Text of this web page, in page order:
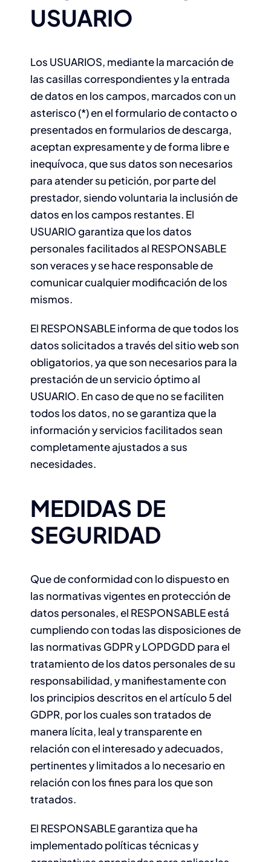
USUARIO
Los USUARIOS, mediante la marcación de
las casillas correspondientes y la entrada
de datos en los campos, marcados con un
asterisco (*) en el formulario de contacto o
presentados en formularios de descarga,
aceptan expresamente y de forma libre e
inequívoca, que sus datos son necesarios
para atender su petición, por parte del
prestador, siendo voluntaria la inclusión de
datos en los campos restantes. El
USUARIO garantiza que los datos
personales facilitados al RESPONSABLE
son veraces y se hace responsable de
comunicar cualquier modificación de los
mismos.
El RESPONSABLE informa de que todos los
datos solicitados a través del sitio web son
obligatorios, ya que son necesarios para la
prestación de un servicio óptimo al
USUARIO. En caso de que no se faciliten
todos los datos, no se garantiza que la
información y servicios facilitados sean
completamente ajustados a sus
necesidades.
MEDIDAS DE
SEGURIDAD
Que de conformidad con lo dispuesto en
las normativas vigentes en protección de
datos personales, el RESPONSABLE está
cumpliendo con todas las disposiciones de
las normativas GDPR y LOPDGDD para el
tratamiento de los datos personales de su
responsabilidad, y manifiestamente con
los principios descritos en el artículo 5 del
GDPR, por los cuales son tratados de
manera lícita, leal y transparente en
relación con el interesado y adecuados,
pertinentes y limitados a lo necesario en
relación con los fines para los que son
tratados.
El RESPONSABLE garantiza que ha
implementado políticas técnicas y